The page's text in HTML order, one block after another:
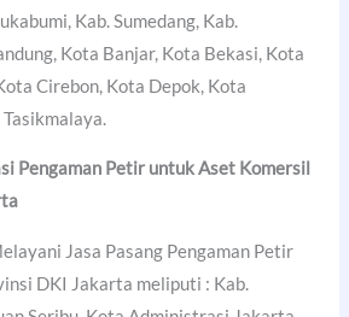
Kab. Sumedang, Kab.
Kota Banjar, Kota Bekasi, Kota
Cirebon, Kota Depok, Kota
Pengaman Petir untuk Aset Komersil
Jasa Pasang Pengaman Petir
DKI Jakarta meliputi : Kab.